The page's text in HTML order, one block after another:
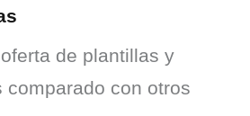
de plantillas y
comparado con otros